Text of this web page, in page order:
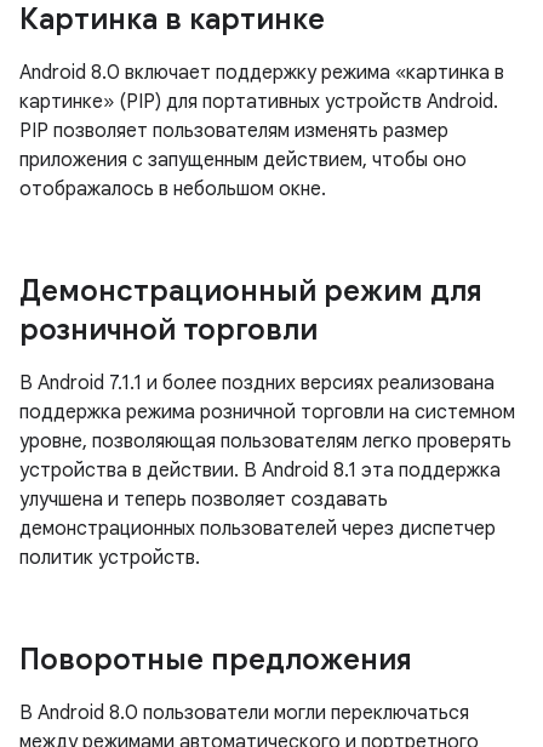
Картинка в картинке
Android 8.0 включает поддержку режима «картинка в
картинке» (PIP) для портативных устройств Android.
PIP позволяет пользователям изменять размер
приложения с запущенным действием, чтобы оно
отображалось в небольшом окне.
Демонстрационный режим для
розничной торговли
В Android 7.1.1 и более поздних версиях реализована
поддержка режима розничной торговли на системном
уровне, позволяющая пользователям легко проверять
устройства в действии. В Android 8.1 эта поддержка
улучшена и теперь позволяет создавать
демонстрационных пользователей через диспетчер
политик устройств.
Поворотные предложения
В Android 8.0 пользователи могли переключаться
между режимами автоматического и портретного